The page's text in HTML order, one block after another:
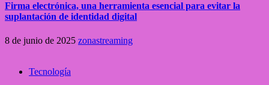
Firma electrónica, una herramienta esencial para evitar la
suplantación de identidad digital
8 de junio de 2025 zonastreaming
Tecnología